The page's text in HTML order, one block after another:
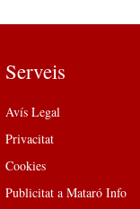
Serveis
Avís Legal
Privacitat
Cookies
Publicitat a Mataró Info